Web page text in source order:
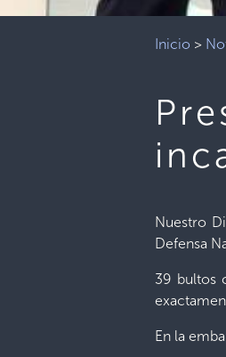
Inicio >
Nuestro
Defensa
39 bultos
En la